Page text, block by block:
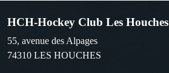
HCH-Hockey Club Les Houches
55, avenue des Alpages
74310 LES HOUCHES